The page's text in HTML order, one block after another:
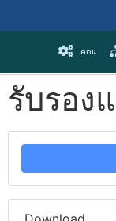
คณะ
รับรอง